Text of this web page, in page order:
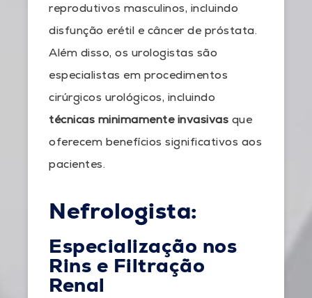
reprodutivos masculinos, incluindo
disfunção erétil e câncer de próstata.
Além disso, os urologistas são
especialistas em procedimentos
cirúrgicos urológicos, incluindo
técnicas minimamente invasivas que
oferecem benefícios significativos aos
pacientes.
Nefrologista:
Especialização nos
Rins e Filtração
Renal